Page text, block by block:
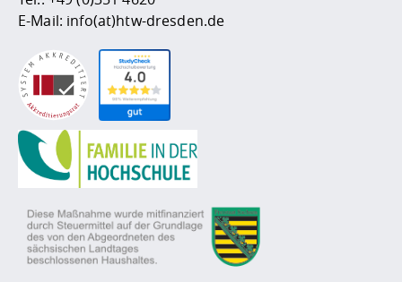
E-Mail: info(at)htw-dresden.de